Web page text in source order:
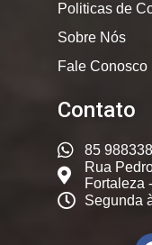
Politicas de
Sobre Nós
Fale Conosco
Contato
85
Rua
Fortaleza
Segunda